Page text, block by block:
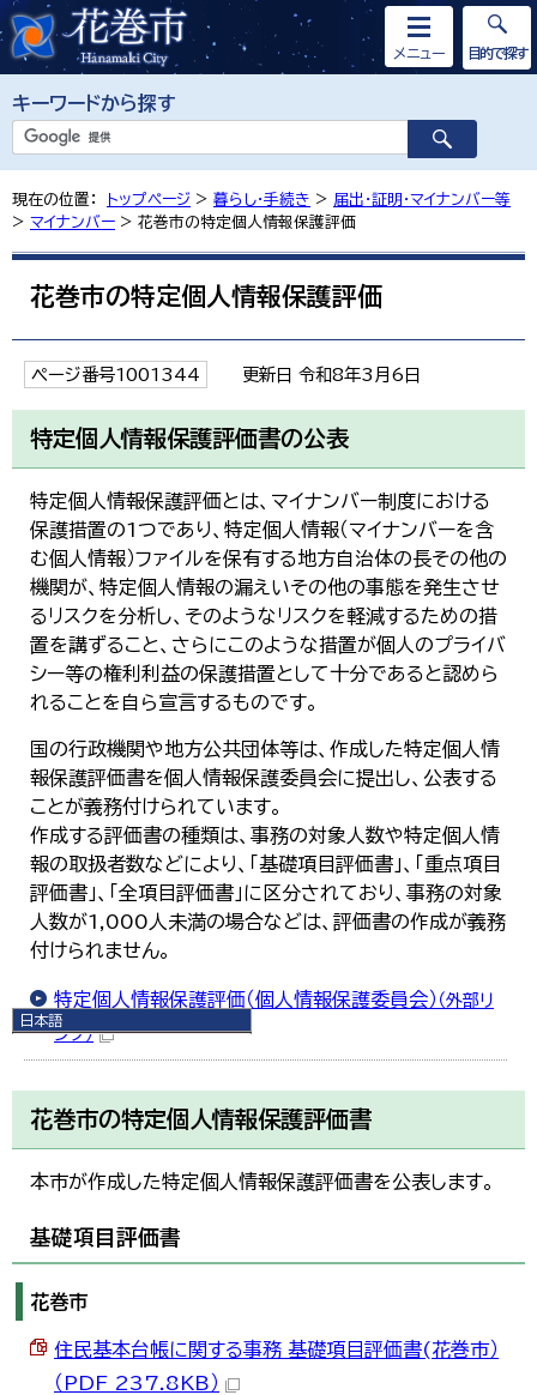
キーワードから探す
メニュー
日本語
日本語
한국어
简体中文
繁體中文
目的で探す
現在の位置： トップページ > 暮らし・手続き > 届出・証明・マイナンバー等
> マイナンバー > 花巻市の特定個人情報保護評価
花巻市の特定個人情報保護評価
ページ番号1001344 更新日 令和8年3月6日
特定個人情報保護評価書の公表
特定個人情報保護評価とは、マイナンバー制度における
保護措置の1つであり、特定個人情報（マイナンバーを含
む個人情報）ファイルを保有する地方自治体の長その他の
機関が、特定個人情報の漏えいその他の事態を発生させ
るリスクを分析し、そのようなリスクを軽減するための措
置を講ずること、さらにこのような措置が個人のプライバ
シー等の権利利益の保護措置として十分であると認めら
れることを自ら宣言するものです。
国の行政機関や地方公共団体等は、作成した特定個人情
報保護評価書を個人情報保護委員会に提出し、公表する
ことが義務付けられています。
作成する評価書の種類は、事務の対象人数や特定個人情
報の取扱者数などにより、「基礎項目評価書」、「重点項目
評価書」、「全項目評価書」に区分されており、事務の対象
人数が1,000人未満の場合などは、評価書の作成が義務
付けられません。
特定個人情報保護評価（個人情報保護委員会） （外部リ
ンク）
花巻市の特定個人情報保護評価書
本市が作成した特定個人情報保護評価書を公表します。
基礎項目評価書
花巻市
住民基本台帳に関する事務 基礎項目評価書(花巻市）
（PDF 237.8KB）